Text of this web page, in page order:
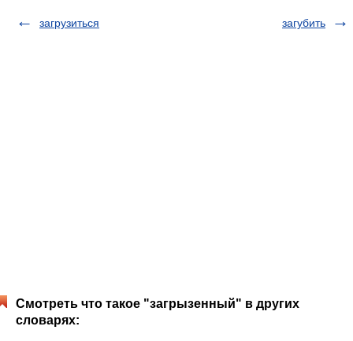
загрузиться загубить
Смотреть что такое "загрызенный" в других
словарях: